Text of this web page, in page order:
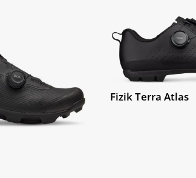
Fizik Terra Atlas